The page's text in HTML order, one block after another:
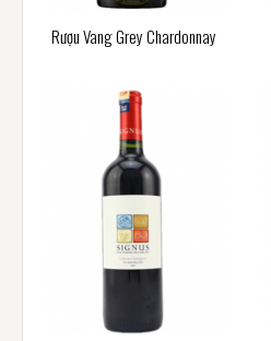
Rượu Vang Grey Chardonnay